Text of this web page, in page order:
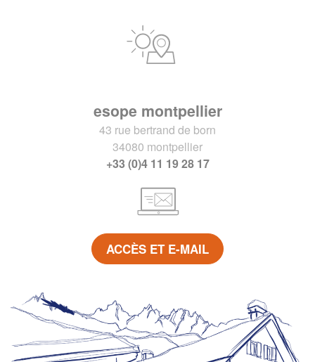
esope montpellier
43 rue bertrand de born
34080 montpellier
+33 (0)4 11 19 28 17
ACCÈS ET E-MAIL